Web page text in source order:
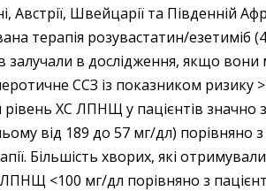
Австрії, Швейцарії та Південній
терапія розувастатин/езетиміб
залучали в дослідження, якщо
ССЗ із показником ризику
рівень ХС ЛПНЩ у пацієнтів значно
від 189 до 57 мг/дл) порівняно
Більшість хворих, які
ЛПНЩ <100 мг/дл порівняно з